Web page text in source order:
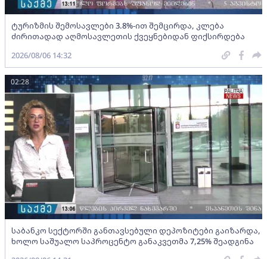
ტურიზმის შემოსავლები 3.8%-ით შემცირდა, კლება
ძირითადად აღმოსავლეთის ქვეყნებიდან ფიქსირდება
2026/08/06 14:32
საბანკო სექტორში განთავსებული დეპოზიტები გაიზარდა,
ხოლო საშუალო საპროცენტო განაკვეთმა 7,25% შეადგინა
02:28